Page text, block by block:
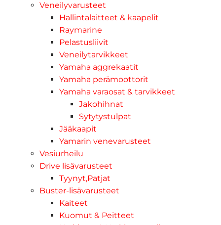
Veneilyvarusteet
Hallintalaitteet & kaapelit
Raymarine
Pelastusliivit
Veneilytarvikkeet
Yamaha aggrekaatit
Yamaha perämoottorit
Yamaha varaosat & tarvikkeet
Jakohihnat
Sytytystulpat
Jääkaapit
Yamarin venevarusteet
Vesiurheilu
Drive lisävarusteet
Tyynyt,Patjat
Buster-lisävarusteet
Kaiteet
Kuomut & Peitteet